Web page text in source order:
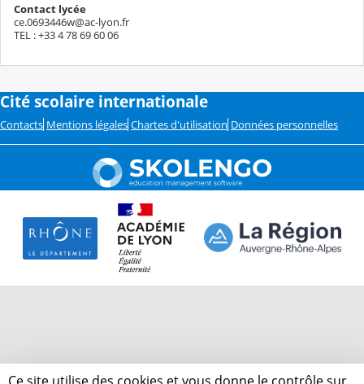
Contact lycée
ce.0693446w@ac-lyon.fr
TEL : +33 4 78 69 60 06
Cité scolaire internationale
Contacts Mentions légales Chartes d'utilisation Données personnelles